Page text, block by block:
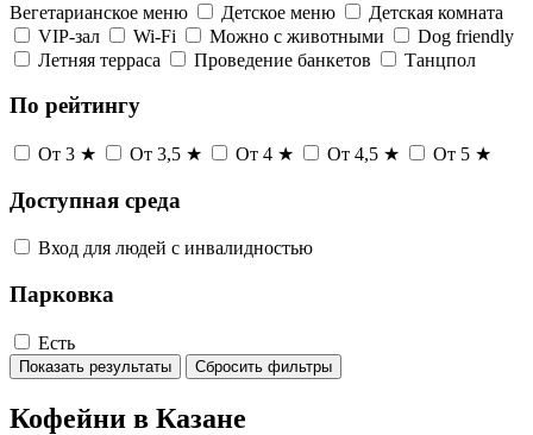
Вегетарианское меню
Детское меню
Детская комната
VIP-зал
Wi-Fi Можно с животными
Dog friendly
Летняя терраса
Проведение банкетов Танцпол
По рейтингу
От 3 ★ От 3,5 ★ От 4 ★ От 4,5 ★ От 5 ★
Доступная среда
Вход для людей с инвалидностью
Парковка
Есть
Показать результаты Сбросить фильтры
Кофейни в Казане